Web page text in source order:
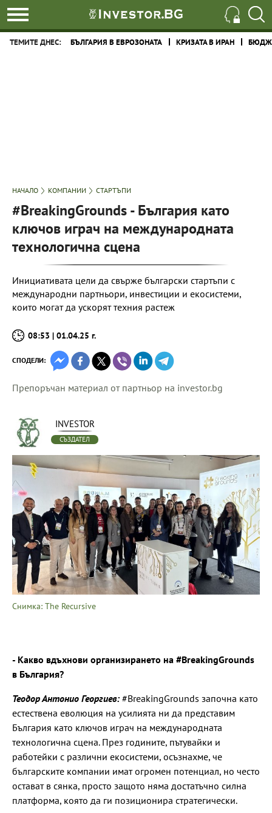
ТЕМИТЕ ДНЕС: БЪЛГАРИЯ В ЕВРОЗОНАТА КРИЗАТА В ИРАН
НАЧАЛО КОМПАНИИ СТАРТЪПИ
#BreakingGrounds - България като
ключов играч на международната
технологична сцена
Инициативата цели да свърже български стартъпи с
международни партньори, инвестиции и екосистеми,
които могат да ускорят техния растеж
08:53 | 01.04.25 г.
СПОДЕЛИ:
Препоръчан материал от партньор на investor.bg
INVESTOR
СЪЗДАТЕЛ
Снимка: The Recursive
- Какво вдъхнови организирането на #BreakingGrounds
в България?
Теодор Антонио Георгиев: #BreakingGrounds започна като
естествена еволюция на усилията ни да представим
България като ключов играч на международната
технологична сцена. През годините, пътувайки и
работейки с различни екосистеми, осъзнахме, че
българските компании имат огромен потенциал, но често
остават в сянка, просто защото няма достатъчно силна
платформа, която да ги позиционира стратегически.